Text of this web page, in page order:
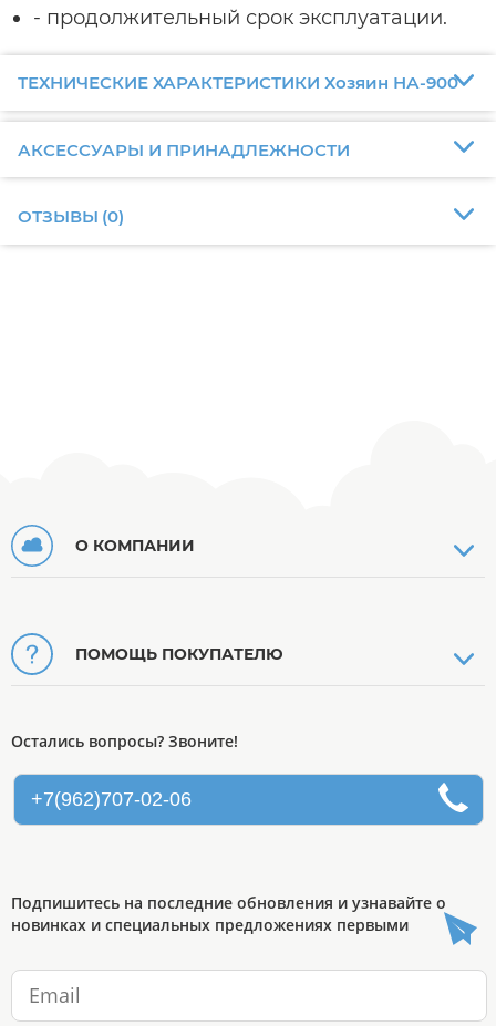
- продолжительный срок эксплуатации.
ТЕХНИЧЕСКИЕ ХАРАКТЕРИСТИКИ Хозяин НА-900
АКСЕССУАРЫ И ПРИНАДЛЕЖНОСТИ
ОТЗЫВЫ (0)
О КОМПАНИИ
ПОМОЩЬ ПОКУПАТЕЛЮ
Остались вопросы? Звоните!
+7(962)707-02-06
Подпишитесь на последние обновления и узнавайте о
новинках и специальных предложениях первыми